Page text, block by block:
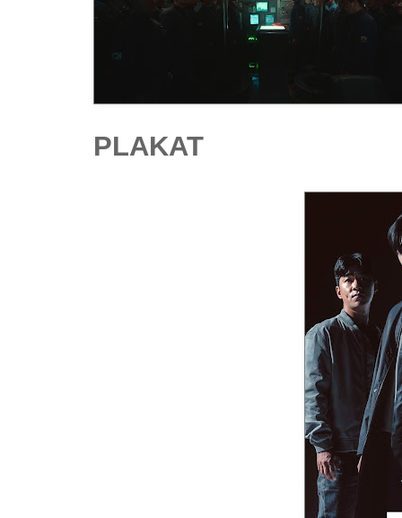
PLAKAT